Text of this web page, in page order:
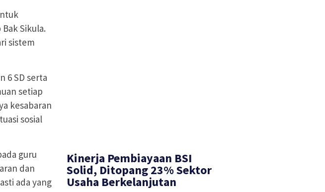
Sikula.
sistem
6 SD serta
setiap
kesabaran
sosial
guru
dan
ada yang
Kinerja Pembiayaan BSI
Solid, Ditopang 23% Sektor
Usaha Berkelanjutan